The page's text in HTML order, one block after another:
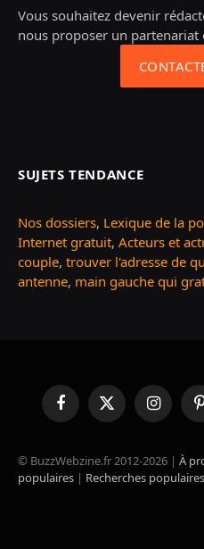
Vous souhaitez devenir
nous proposer un partenariat
SUJETS TENDANCE
Nos dossiers, Lexique de la
Internet gratuit, Acteurs et
couple, trouver l'adresse de
antenne, main gauche qui
FacebookX
(Twitter)
Instagram
© BuzzWebzine.fr 2012-2026 | À
populaires | Recherches populaires